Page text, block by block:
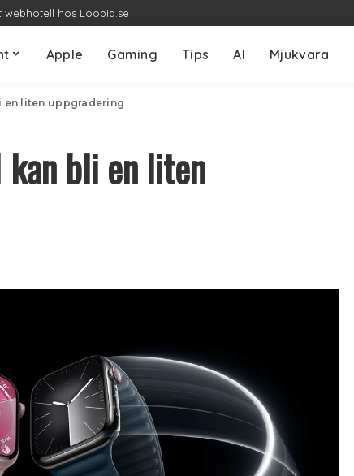
webhotell hos Loopia.se
Apple Gaming Tips AI Mjukvara
en liten uppgradering
kan bli en liten